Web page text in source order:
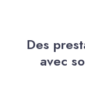
Des
avec